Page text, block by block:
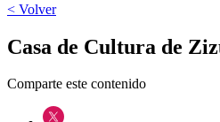
< Volver
Casa de Cultura de
Comparte este contenido